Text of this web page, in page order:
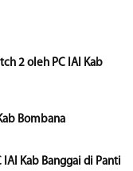
2 oleh PC IAI Kab
Bombana
IAI Kab Banggai di Panti